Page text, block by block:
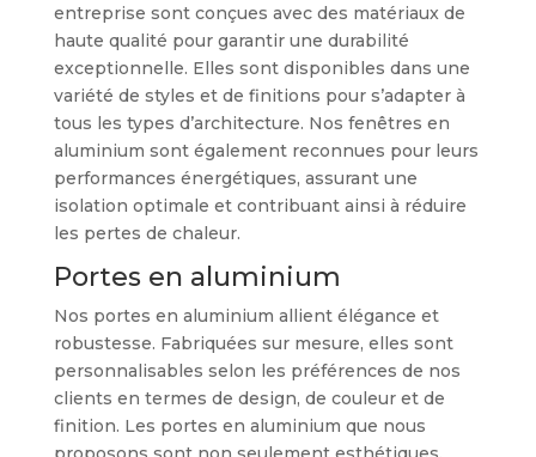
entreprise sont conçues avec des matériaux de
haute qualité pour garantir une durabilité
exceptionnelle. Elles sont disponibles dans une
variété de styles et de finitions pour s’adapter à
tous les types d’architecture. Nos fenêtres en
aluminium sont également reconnues pour leurs
performances énergétiques, assurant une
isolation optimale et contribuant ainsi à réduire
les pertes de chaleur.
Portes en aluminium
Nos portes en aluminium allient élégance et
robustesse. Fabriquées sur mesure, elles sont
personnalisables selon les préférences de nos
clients en termes de design, de couleur et de
finition. Les portes en aluminium que nous